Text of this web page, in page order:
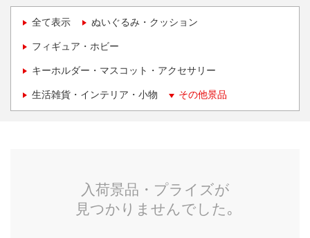
全て表示 ぬいぐるみ・クッション
フィギュア・ホビー
キーホルダー・マスコット・アクセサリー
生活雑貨・インテリア・小物 その他景品